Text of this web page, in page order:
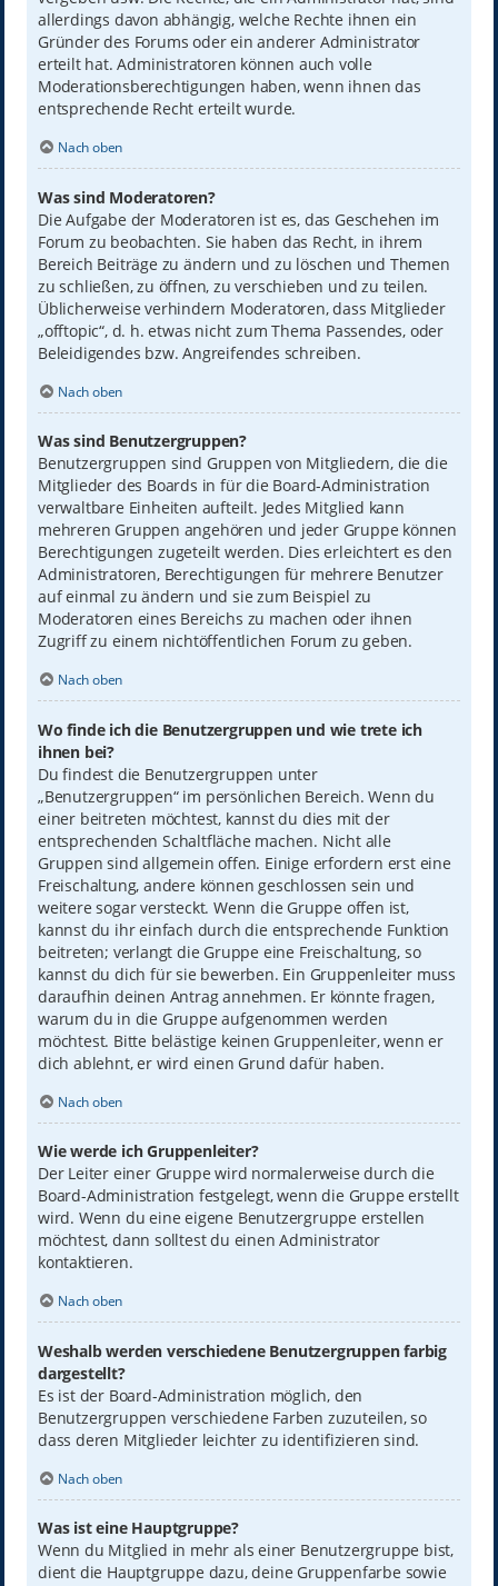
allerdings davon abhängig, welche Rechte ihnen ein
Gründer des Forums oder ein anderer Administrator
erteilt hat. Administratoren können auch volle
Moderationsberechtigungen haben, wenn ihnen das
entsprechende Recht erteilt wurde.
Nach oben
Was sind Moderatoren?
Die Aufgabe der Moderatoren ist es, das Geschehen im
Forum zu beobachten. Sie haben das Recht, in ihrem
Bereich Beiträge zu ändern und zu löschen und Themen
zu schließen, zu öffnen, zu verschieben und zu teilen.
Üblicherweise verhindern Moderatoren, dass Mitglieder
„offtopic“, d. h. etwas nicht zum Thema Passendes, oder
Beleidigendes bzw. Angreifendes schreiben.
Nach oben
Was sind Benutzergruppen?
Benutzergruppen sind Gruppen von Mitgliedern, die die
Mitglieder des Boards in für die Board-Administration
verwaltbare Einheiten aufteilt. Jedes Mitglied kann
mehreren Gruppen angehören und jeder Gruppe können
Berechtigungen zugeteilt werden. Dies erleichtert es den
Administratoren, Berechtigungen für mehrere Benutzer
auf einmal zu ändern und sie zum Beispiel zu
Moderatoren eines Bereichs zu machen oder ihnen
Zugriff zu einem nichtöffentlichen Forum zu geben.
Nach oben
Wo finde ich die Benutzergruppen und wie trete ich
ihnen bei?
Du findest die Benutzergruppen unter
„Benutzergruppen“ im persönlichen Bereich. Wenn du
einer beitreten möchtest, kannst du dies mit der
entsprechenden Schaltfläche machen. Nicht alle
Gruppen sind allgemein offen. Einige erfordern erst eine
Freischaltung, andere können geschlossen sein und
weitere sogar versteckt. Wenn die Gruppe offen ist,
kannst du ihr einfach durch die entsprechende Funktion
beitreten; verlangt die Gruppe eine Freischaltung, so
kannst du dich für sie bewerben. Ein Gruppenleiter muss
daraufhin deinen Antrag annehmen. Er könnte fragen,
warum du in die Gruppe aufgenommen werden
möchtest. Bitte belästige keinen Gruppenleiter, wenn er
dich ablehnt, er wird einen Grund dafür haben.
Nach oben
Wie werde ich Gruppenleiter?
Der Leiter einer Gruppe wird normalerweise durch die
Board-Administration festgelegt, wenn die Gruppe erstellt
wird. Wenn du eine eigene Benutzergruppe erstellen
möchtest, dann solltest du einen Administrator
kontaktieren.
Nach oben
Weshalb werden verschiedene Benutzergruppen farbig
dargestellt?
Es ist der Board-Administration möglich, den
Benutzergruppen verschiedene Farben zuzuteilen, so
dass deren Mitglieder leichter zu identifizieren sind.
Nach oben
Was ist eine Hauptgruppe?
Wenn du Mitglied in mehr als einer Benutzergruppe bist,
dient die Hauptgruppe dazu, deine Gruppenfarbe sowie